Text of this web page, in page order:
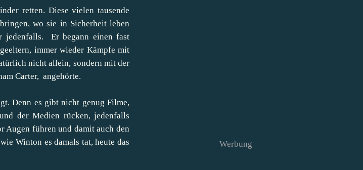
retten. Diese vielen tausende
wo sie in Sicherheit leben
jedenfalls. Er begann einen fast
immer wieder Kämpfe mit
nicht allein, sondern mit der
Carter, angehörte.
Denn es gibt nicht genug Filme,
der Medien rücken, jedenfalls
Augen führen und damit auch den
Winton es damals tat, heute das
Werbung